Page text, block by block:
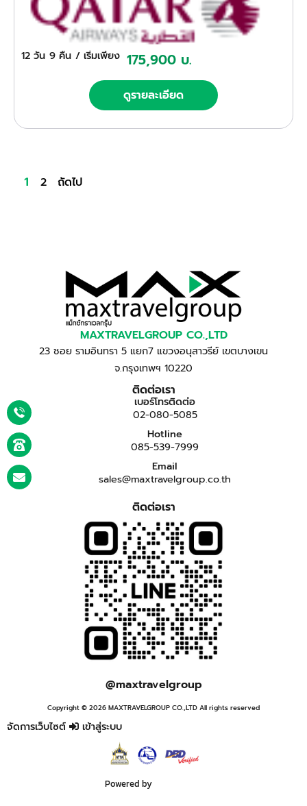
12 วัน 9 คืน / เริ่มเพียง 175,900 บ.
ดูรายละเอียด
1 2 ถัดไป
MAXTRAVELGROUP CO.,LTD
23 ซอย รามอินทรา 5 แยก7 แขวงอนุสาวรีย์ เขตบางเขน
จ.กรุงเทพฯ 10220
ติดต่อเรา
เบอร์โทรติดต่อ
02-080-5085
Hotline
085-539-7999
Email
sales@maxtravelgroup.co.th
ติดต่อเรา
@maxtravelgroup
Copyright © 2026 MAXTRAVELGROUP CO.,LTD All rights reserved
จัดการเว็บไซต์ เข้าสู่ระบบ
Powered by